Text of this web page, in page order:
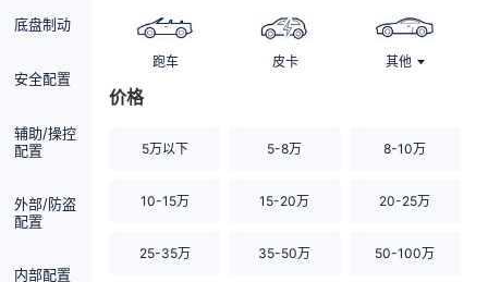
底盘制动
安全配置
辅助/操控
配置
外部/防盗
配置
内部配置
跑车 皮卡 其他
价格
5万以下 5-8万 8-10万
10-15万 15-20万 20-25万
25-35万 35-50万 50-100万